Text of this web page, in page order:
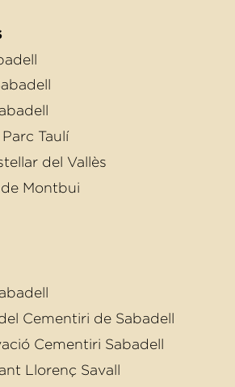
Taulí
del Vallès
Montbui
Cementiri de Sabadell
Cementiri Sabadell
Llorenç Savall